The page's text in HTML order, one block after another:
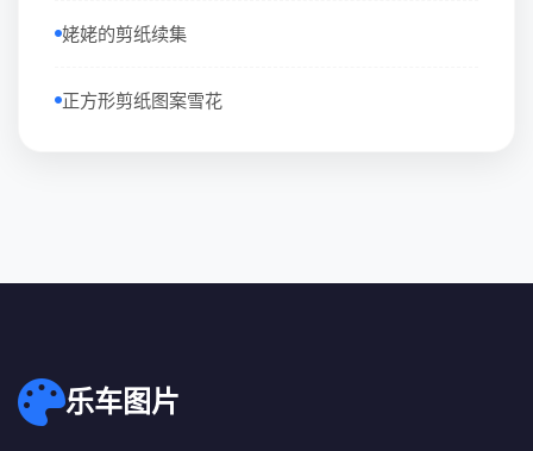
姥姥的剪纸续集
正方形剪纸图案雪花
乐车图片